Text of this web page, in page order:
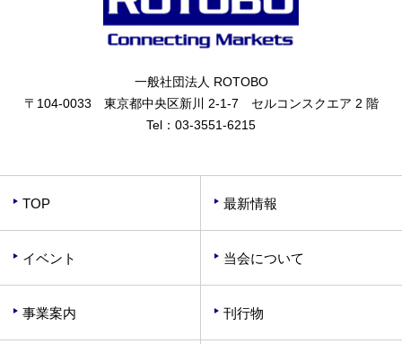
一般社団法人 ROTOBO
〒104-0033 東京都中央区新川 2-1-7 セルコンスクエア 2 階
Tel： 03-3551-6215
TOP 最新情報
イベント 当会について
事業案内 刊行物